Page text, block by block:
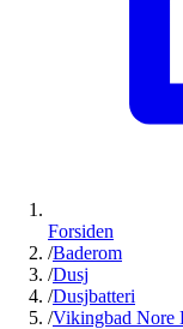
Forsiden
/Baderom
/Dusj
/Dusjbatteri
/Vikingbad Nore